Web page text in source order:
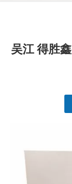
吴江 得胜